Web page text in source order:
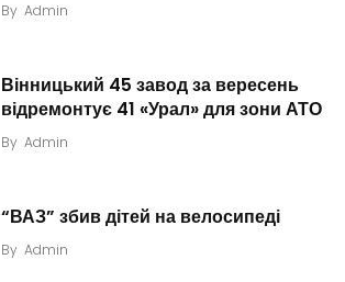
By Admin
Вінницький 45 завод за вересень
відремонтує 41 «Урал» для зони АТО
By Admin
“ВАЗ” збив дітей на велосипеді
By Admin